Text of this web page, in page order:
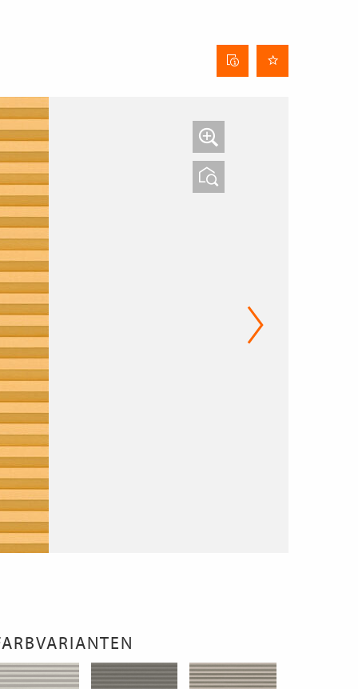
Behangdatenblatt